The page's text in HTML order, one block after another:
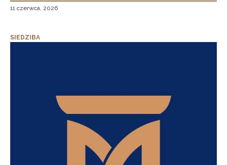
11 czerwca, 2026
SIEDZIBA